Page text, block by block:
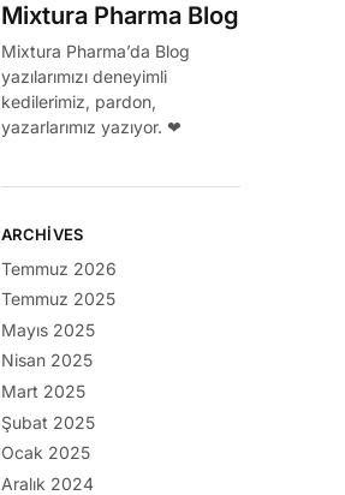
Mixtura Pharma Blog
Mixtura Pharma’da Blog
yazılarımızı deneyimli
kedilerimiz, pardon,
yazarlarımız yazıyor. ❤
ARCHIVES
Temmuz 2026
Temmuz 2025
Mayıs 2025
Nisan 2025
Mart 2025
Şubat 2025
Ocak 2025
Aralık 2024